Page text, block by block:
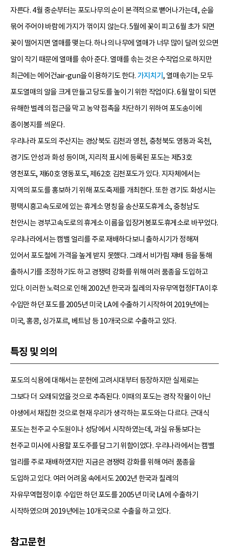
자른다. 4월 중순부터는 포도나무의 순이 본격적으로 뻗어나가는데, 순을
묶어 주어야 바람에 가지가 꺾이지 않는다. 5월에 꽃이 피고 6월 초가 되면
꽃이 떨어지면 열매를 맺는다. 하나의 나무에 열매가 너무 많이 달려 있으면
알이 작기 때문에 열매를 솎아 준다. 열매를 솎는 것은 수작업으로 하지만
최근에는 에어건air-gun을 이용하기도 한다. 가지치기, 열매솎기는 모두
포도열매의 알을 크게 만들고 당도를 높이기 위한 작업이다. 6월 말이 되면
유해한 벌레의 접근을 막고 농약 접촉을 차단하기 위하여 포도송이에
종이봉지를 씌운다.
우리나라 포도의 주산지는 경상북도 김천과 영천, 충청북도 영동과 옥천,
경기도 안성과 화성 등이며, 지리적 표시에 등록된 포도는 제53호
영천포도, 제60호 영동포도, 제62호 김천포도가 있다. 지자체에서는
지역의 포도를 홍보하기 위해 포도축제를 개최한다. 또한 경기도 화성시는
평택시흥고속도로에 있는 휴게소 명칭을 송산포도휴게소, 충청남도
천안시는 경부고속도로의 휴게소 이름을 입장거봉포도휴게소로 바꾸었다.
우리나라에서는 캠밸 얼리를 주로 재배하다보니 출하시기가 정해져
있어서 포도철에 가격을 높게 받지 못했다. 그래서 비가림 재배 등을 통해
출하시기를 조정하기도 하고 경쟁력 강화를 위해 여러 품종을 도입하고
있다. 이러한 노력으로 인해 2002년 한국과 칠레의 자유무역협정FTA이후
수입만 하던 포도를 2005년 미국 LA에 수출하기 시작하여 2019년에는
미국, 홍콩, 싱가포르, 베트남 등 10개국으로 수출하고 있다.
특징 및 의의
포도의 식용에 대해서는 문헌에 고려시대부터 등장하지만 실제로는
그보다 더 오래되었을 것으로 추측된다. 이때의 포도는 경작 작물이 아닌
야생에서 채집한 것으로 현재 우리가 생각하는 포도와는 다르다. 근대식
포도는 천주교 수도원이나 성당에서 시작하였는데, 과실 유통보다는
천주교 미사에 사용할 포도주를 담그기 위함이었다. 우리나라에서는 캠밸
얼리를 주로 재배하였지만 지금은 경쟁력 강화를 위해 여러 품종을
도입하고 있다. 여러 어려움 속에서도 2002년 한국과 칠레의
자유무역협정이후 수입만 하던 포도를 2005년 미국 LA에 수출하기
시작하였으며 2019년에는 10개국으로 수출을 하고 있다.
참고문헌